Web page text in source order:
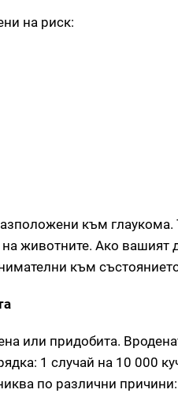
на риск:
към
животните. Ако
към
или придобита.
1 случай на 10 000
по различни причини: